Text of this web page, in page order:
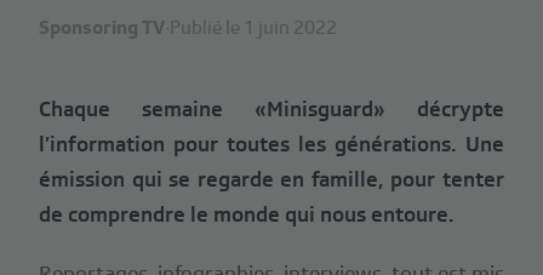
Sponsoring TV·Publié le 1 juin 2022
Chaque semaine «Minisguard» décrypte
l’information pour toutes les générations. Une
émission qui se regarde en famille, pour tenter
de comprendre le monde qui nous entoure.